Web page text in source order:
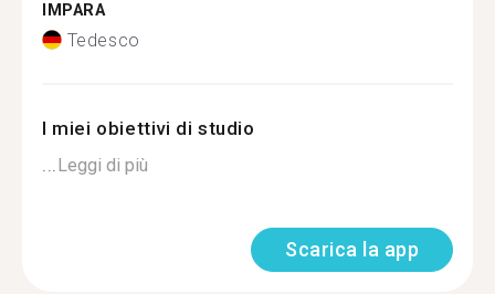
IMPARA
Tedesco
I miei obiettivi di studio
Leggi di più
Scarica la app